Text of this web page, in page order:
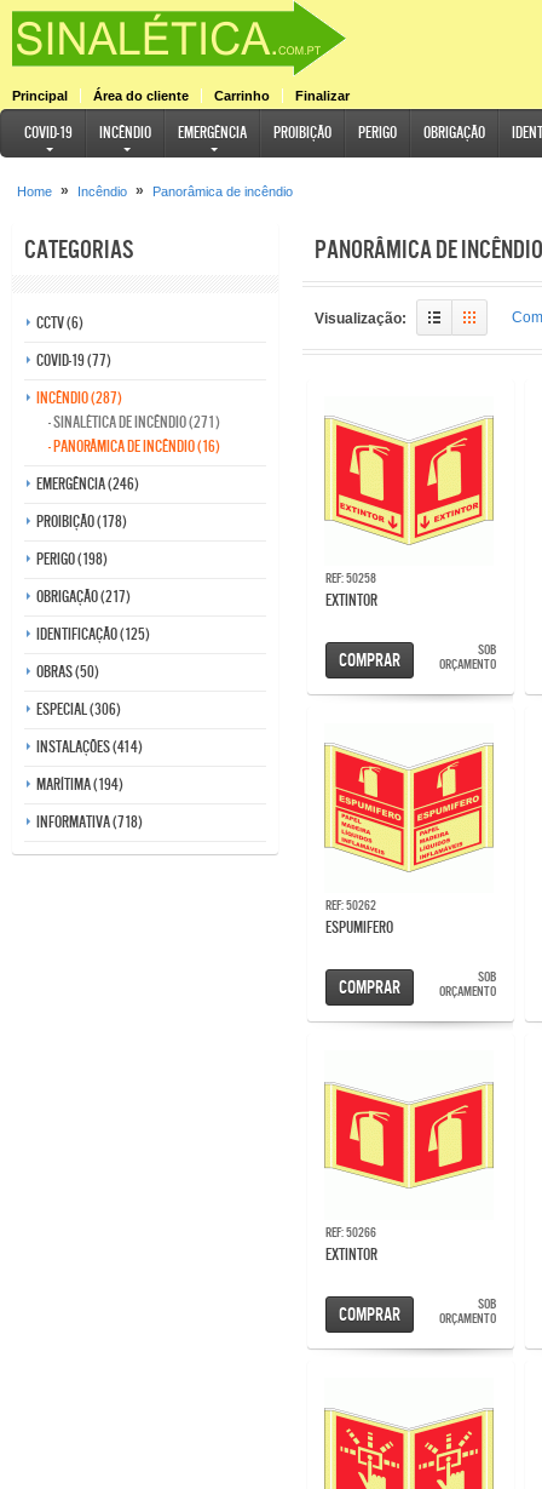
Principal Área do cliente Carrinho Finalizar
COVID-19 Incêndio Emergência Proibição Perigo Obrigação
Home » Incêndio » Panorâmica de incêndio
Categorias
CCTV (6)
COVID-19 (77)
Incêndio (287)
- Sinalética de incêndio (271)
- Panorâmica de incêndio (16)
Emergência (246)
Proibição (178)
Perigo (198)
Obrigação (217)
Identificação (125)
Obras (50)
Especial (306)
Instalações (414)
Marítima (194)
Informativa (718)
Panorâmica de incêndio
Visualização:
Ref: 50258
EXTINTOR
SOB
ORÇAMENTO
Comprar
Ref: 50262
ESPUMIFERO
SOB
ORÇAMENTO
Comprar
Ref: 50266
EXTINTOR
SOB
ORÇAMENTO
Comprar